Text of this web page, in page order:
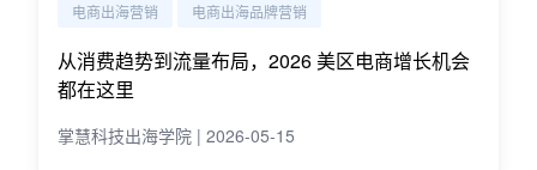
电商出海营销 电商出海品牌营销
从消费趋势到流量布局，2026 美区电商增长机会
都在这里
掌慧科技出海学院 | 2026-05-15